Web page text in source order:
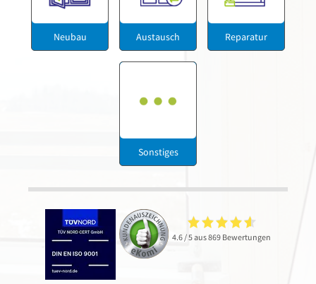
Neubau Austausch Reparatur
Sonstiges
4.6 / 5 aus 869 Bewertungen